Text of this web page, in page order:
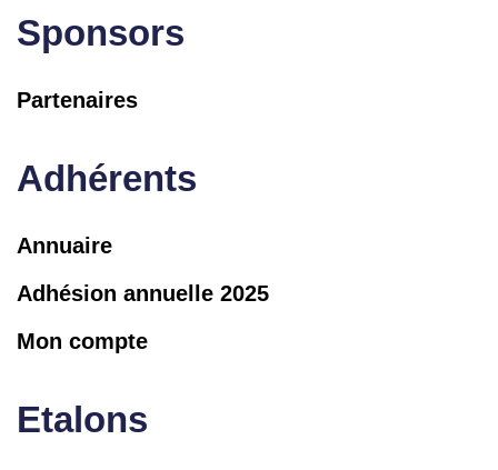
Sponsors
Partenaires
Adhérents
Annuaire
Adhésion annuelle 2025
Mon compte
Etalons